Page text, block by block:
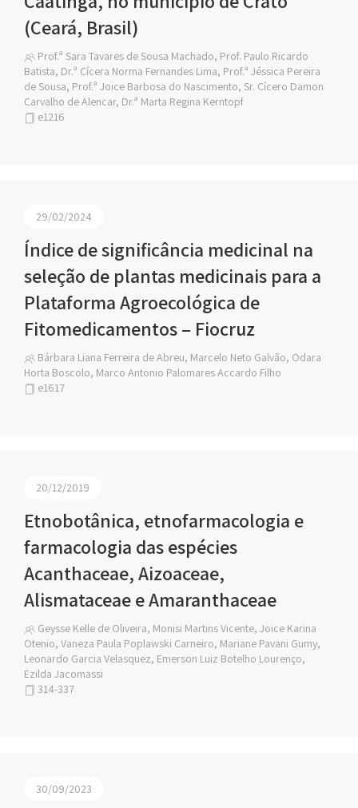
(Ceará, Brasil)
Prof.ª Sara Tavares de Sousa Machado, Prof. Paulo Ricardo
Batista, Dr.ª Cícera Norma Fernandes Lima, Prof.ª Jéssica Pereira
de Sousa, Prof.ª Joice Barbosa do Nascimento, Sr. Cícero Damon
Carvalho de Alencar, Dr.ª Marta Regina Kerntopf
e1216
29/02/2024
Índice de significância medicinal na
seleção de plantas medicinais para a
Plataforma Agroecológica de
Fitomedicamentos – Fiocruz
Bárbara Liana Ferreira de Abreu, Marcelo Neto Galvão, Odara
Horta Boscolo, Marco Antonio Palomares Accardo Filho
e1617
20/12/2019
Etnobotânica, etnofarmacologia e
farmacologia das espécies
Acanthaceae, Aizoaceae,
Alismataceae e Amaranthaceae
Geysse Kelle de Oliveira, Monisi Martins Vicente, Joice Karina
Otenio, Vaneza Paula Poplawski Carneiro, Mariane Pavani Gumy,
Leonardo Garcia Velasquez, Emerson Luiz Botelho Lourenço,
Ezilda Jacomassi
314-337
30/09/2023